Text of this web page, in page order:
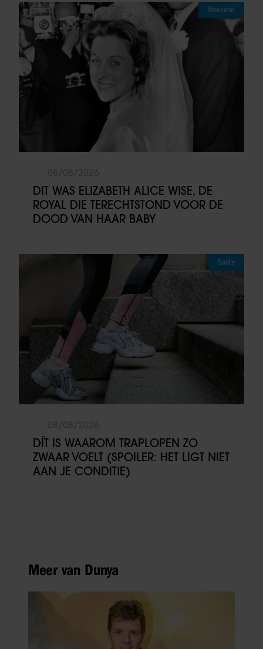
Weekend
DIT WAS ELIZABETH ALICE WISE, DE
ROYAL DIE TERECHTSTOND VOOR DE
DOOD VAN HAAR BABY
Sante
DÍT IS WAAROM TRAPLOPEN ZO
ZWAAR VOELT (SPOILER: HET LIGT NIET
AAN JE CONDITIE)
Meer van Dunya